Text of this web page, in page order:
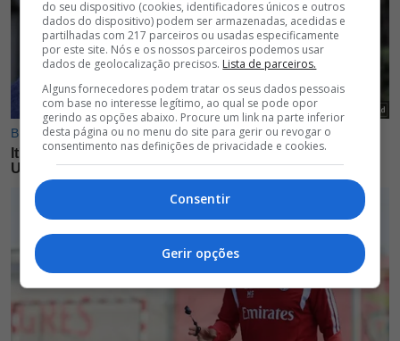
do seu dispositivo (cookies, identificadores únicos e outros
dados do dispositivo) podem ser armazenadas, acedidas e
partilhadas com 217 parceiros ou usadas especificamente
por este site. Nós e os nossos parceiros podemos usar
dados de geolocalização precisos. Lista de parceiros.
Alguns fornecedores podem tratar os seus dados pessoais
com base no interesse legítimo, ao qual se pode opor
gerindo as opções abaixo. Procure um link na parte inferior
desta página ou no menu do site para gerir ou revogar o
consentimento nas definições de privacidade e cookies.
Consentir
Gerir opções